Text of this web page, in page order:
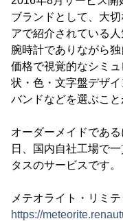
ブランドとして、大
アで紹介されている
腕時計でありながら
価格で視覚的なシミ
状・色・文字盤デザ
バンドなどを選ぶこと
オーダーメイドであ
日、国内自社工場で
タスのサービスです。
メテオライト・リミ
https://